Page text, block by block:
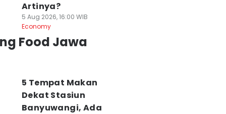
Artinya?
5 Aug 2026, 16:00 WIB
Economy
Food Jawa
5 Tempat Makan
Dekat Stasiun
Banyuwangi, Ada